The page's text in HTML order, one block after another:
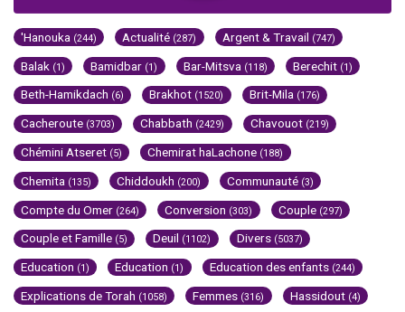
'Hanouka (244) Actualité (287) Argent & Travail (747)
Balak (1) Bamidbar (1) Bar-Mitsva (118) Berechit (1)
Beth-Hamikdach (6) Brakhot (1520) Brit-Mila (176)
Cacheroute (3703) Chabbath (2429) Chavouot (219)
Chémini Atseret (5) Chemirat haLachone (188)
Chemita (135) Chiddoukh (200) Communauté (3)
Compte du Omer (264) Conversion (303) Couple (297)
Couple et Famille (5) Deuil (1102) Divers (5037)
Education (1) Education (1) Education des enfants (244)
Explications de Torah (1058) Femmes (316) Hassidout (4)